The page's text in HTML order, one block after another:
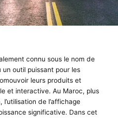
connu sous le nom de
outil puissant pour les
leurs produits et
et interactive. Au Maroc, plus
de l’affichage
significative. Dans cet